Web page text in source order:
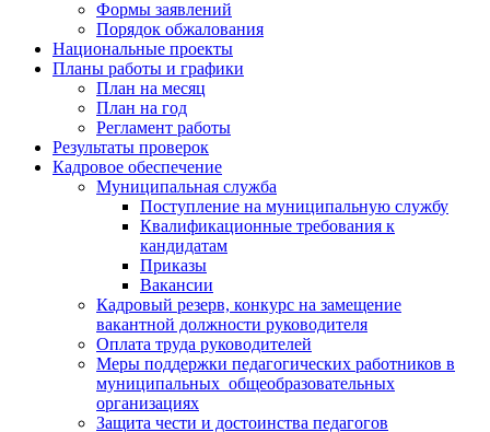
Формы заявлений
Порядок обжалования
Национальные проекты
Планы работы и графики
План на месяц
План на год
Регламент работы
Результаты проверок
Кадровое обеспечение
Муниципальная служба
Поступление на муниципальную службу
Квалификационные требования к
кандидатам
Приказы
Вакансии
Кадровый резерв, конкурс на замещение
вакантной должности руководителя
Оплата труда руководителей
Меры поддержки педагогических работников в
муниципальных общеобразовательных
организациях
Защита чести и достоинства педагогов